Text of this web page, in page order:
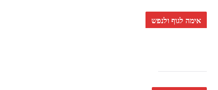
אימה לגוף ולנפש